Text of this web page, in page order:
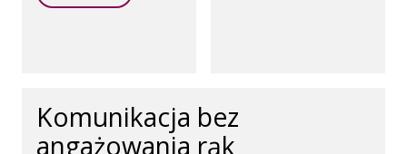
Komunikacja bez
angażowania rąk